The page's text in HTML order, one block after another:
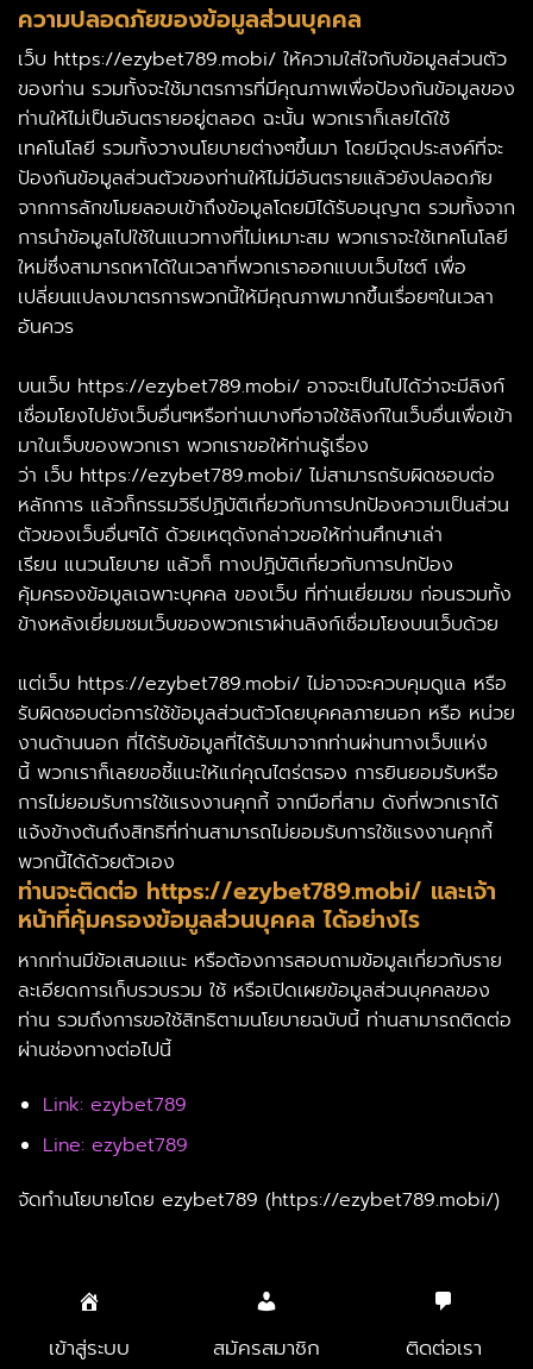
ความปลอดภัยของข้อมูลส่วนบุคคล
เว็บ https://ezybet789.mobi/ ให้ความใส่ใจกับข้อมูลส่วนตัว
ของท่าน รวมทั้งจะใช้มาตรการที่มีคุณภาพเพื่อป้องกันข้อมูลของ
ท่านให้ไม่เป็นอันตรายอยู่ตลอด ฉะนั้น พวกเราก็เลยได้ใช้
เทคโนโลยี รวมทั้งวางนโยบายต่างๆขึ้นมา โดยมีจุดประสงค์ที่จะ
ป้องกันข้อมูลส่วนตัวของท่านให้ไม่มีอันตรายแล้วยังปลอดภัย
จากการลักขโมยลอบเข้าถึงข้อมูลโดยมิได้รับอนุญาต รวมทั้งจาก
การนำข้อมูลไปใช้ในแนวทางที่ไม่เหมาะสม พวกเราจะใช้เทคโนโลยี
ใหม่ซึ่งสามารถหาได้ในเวลาที่พวกเราออกแบบเว็บไซต์ เพื่อ
เปลี่ยนแปลงมาตรการพวกนี้ให้มีคุณภาพมากขึ้นเรื่อยๆในเวลา
อันควร
บนเว็บ https://ezybet789.mobi/ อาจจะเป็นไปได้ว่าจะมีลิงก์
เชื่อมโยงไปยังเว็บอื่นๆหรือท่านบางทีอาจใช้ลิงก์ในเว็บอื่นเพื่อเข้า
มาในเว็บของพวกเรา พวกเราขอให้ท่านรู้เรื่อง
ว่า เว็บ https://ezybet789.mobi/ ไม่สามารถรับผิดชอบต่อ
หลักการ แล้วก็กรรมวิธีปฏิบัติเกี่ยวกับการปกป้องความเป็นส่วน
ตัวของเว็บอื่นๆได้ ด้วยเหตุดังกล่าวขอให้ท่านศึกษาเล่า
เรียน แนวนโยบาย แล้วก็ ทางปฏิบัติเกี่ยวกับการปกป้อง
คุ้มครองข้อมูลเฉพาะบุคคล ของเว็บ ที่ท่านเยี่ยมชม ก่อนรวมทั้ง
ข้างหลังเยี่ยมชมเว็บของพวกเราผ่านลิงก์เชื่อมโยงบนเว็บด้วย
แต่เว็บ https://ezybet789.mobi/ ไม่อาจจะควบคุมดูแล หรือ
รับผิดชอบต่อการใช้ข้อมูลส่วนตัวโดยบุคคลภายนอก หรือ หน่วย
งานด้านนอก ที่ได้รับข้อมูลที่ได้รับมาจากท่านผ่านทางเว็บแห่ง
นี้ พวกเราก็เลยขอชี้แนะให้แก่คุณไตร่ตรอง การยินยอมรับหรือ
การไม่ยอมรับการใช้แรงงานคุกกี้ จากมือที่สาม ดังที่พวกเราได้
แจ้งข้างต้นถึงสิทธิที่ท่านสามารถไม่ยอมรับการใช้แรงงานคุกกี้
พวกนี้ได้ด้วยตัวเอง
ท่านจะติดต่อ https://ezybet789.mobi/ และเจ้า
หน้าที่คุ้มครองข้อมูลส่วนบุคคล ได้อย่างไร
หากท่านมีข้อเสนอแนะ หรือต้องการสอบถามข้อมูลเกี่ยวกับราย
ละเอียดการเก็บรวบรวม ใช้ หรือเปิดเผยข้อมูลส่วนบุคคลของ
ท่าน รวมถึงการขอใช้สิทธิตามนโยบายฉบับนี้ ท่านสามารถติดต่อ
ผ่านช่องทางต่อไปนี้
Link: ezybet789
Line: ezybet789
จัดทำนโยบายโดย ezybet789 (https://ezybet789.mobi/)
Copyright 2026 ©ezybet789
เข้าสู่ระบบ สมัครสมาชิก ติดต่อเรา